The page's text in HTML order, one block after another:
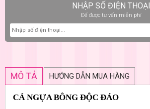
NHẬP SỐ ĐIỆN THOẠI
Để được tư vấn miễn phí
MÔ TẢ HƯỚNG DẪN MUA HÀNG
CÁ NGỰA BÔNG ĐỘC ĐÁO